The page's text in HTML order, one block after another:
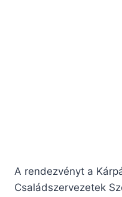
A rendezvényt a
Családszervezetek